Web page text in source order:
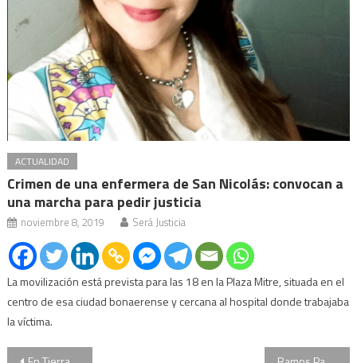
ACTUALIDAD
Crimen de una enfermera de San Nicolás: convocan a
una marcha para pedir justicia
noviembre 8, 2019 Será Justicia
La movilización está prevista para las 18 en la Plaza Mitre, situada en el
centro de esa ciudad bonaerense y cercana al hospital donde trabajaba
la víctima.